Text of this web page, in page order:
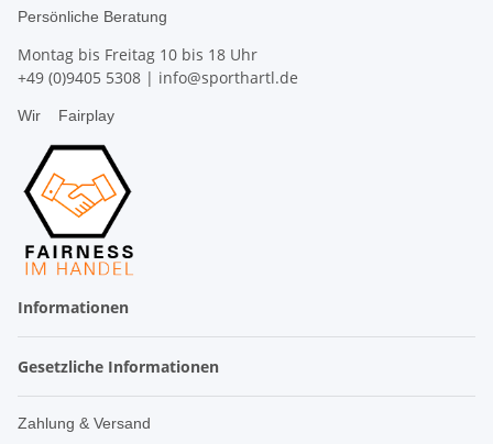
Persönliche Beratung
Montag bis Freitag 10 bis 18 Uhr
+49 (0)9405 5308 | info@sporthartl.de
Wir Fairplay
Informationen
Gesetzliche Informationen
Zahlung & Versand